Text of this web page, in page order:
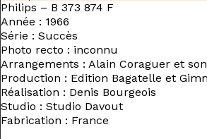
Philips – B 373 874 F
Année : 1966
Série : Succès
Photo recto : inconnu
Arrangements : Alain Coraguer et
Production : Edition Bagatelle et
Réalisation : Denis Bourgeois
Studio : Studio Davout
Fabrication : France